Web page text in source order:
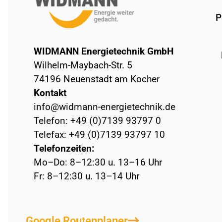
WIDMANN Energietechnik GmbH
Wilhelm-Maybach-Str. 5
74196 Neuenstadt am Kocher
Kontakt
info@widmann-energietechnik.de
Telefon: +49 (0)7139 93797 0
Telefax: +49 (0)7139 93797 10
Telefonzeiten:
Mo–Do: 8–12:30 u. 13–16 Uhr
Fr: 8–12:30 u. 13–14 Uhr